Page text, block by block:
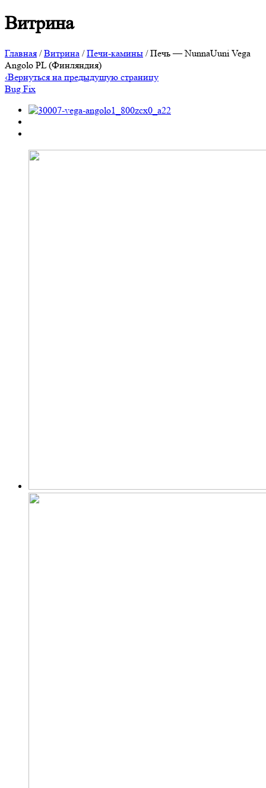
Витрина
Главная /Витрина /Печи-камины / Печь — NunnaUuni Vega
Angolo PL (Финляндия)
‹Вернуться на предыдущую страницу
Bug Fix